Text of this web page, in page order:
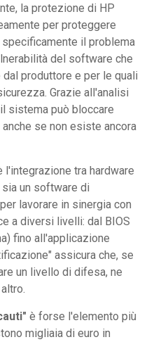
la protezione di HP
per proteggere
il problema
del software che
produttore e per le quali
Grazie all'analisi
sistema può bloccare
se non esiste ancora
tra hardware
un software di
lavorare in sinergia con
a diversi livelli: dal BIOS
fino all'applicazione
assicura che, se
un livello di difesa, ne
è forse l'elemento più
migliaia di euro in